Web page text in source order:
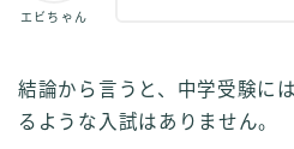
エビちゃん
結論から言うと、中学受験に
るような入試はありません。